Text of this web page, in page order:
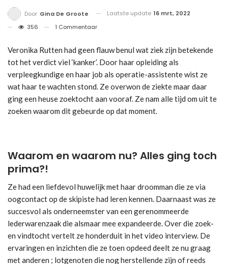
Door Gina De Groote Laatste update 16 mrt, 2022
356
1 Commentaar
Veronika Rutten had geen flauw benul wat ziek zijn betekende
tot het verdict viel ‘kanker’. Door haar opleiding als
verpleegkundige en haar job als operatie-assistente wist ze
wat haar te wachten stond. Ze overwon de ziekte maar daar
ging een heuse zoektocht aan vooraf. Ze nam alle tijd om uit te
zoeken waarom dit gebeurde op dat moment.
Waarom en waarom nu? Alles ging toch
prima?!
Ze had een liefdevol huwelijk met haar droomman die ze via
oogcontact op de skipiste had leren kennen. Daarnaast was ze
succesvol als onderneemster van een gerenommeerde
lederwarenzaak die alsmaar mee expandeerde. Over die zoek-
en vindtocht vertelt ze honderduit in het video interview. De
ervaringen en inzichten die ze toen opdeed deelt ze nu graag
met anderen ; lotgenoten die nog herstellende zijn of reeds